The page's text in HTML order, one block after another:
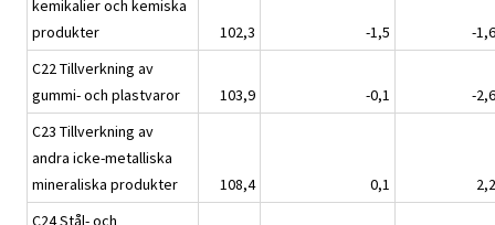
kemikalier och kemiska
produkter
102,3 -1,5
-1,6
C22 Tillverkning av
gummi- och plastvaror
103,9 -0,1
-2,6
C23 Tillverkning av
andra icke-metalliska
mineraliska produkter
108,4 0,1
2,2
C24 Stål- och